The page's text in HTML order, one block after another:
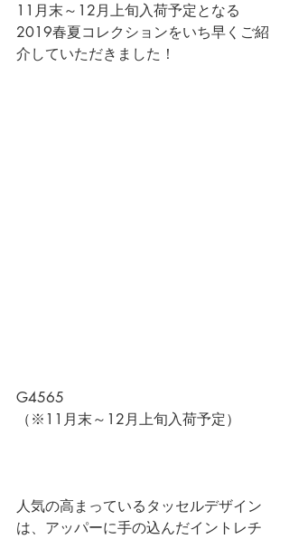
11月末～12月上旬入荷予定となる
2019春夏コレクションをいち早くご紹
介していただきました！
G4565
（※11月末～12月上旬入荷予定）
人気の高まっているタッセルデザイン
は、アッパーに手の込んだイントレチ